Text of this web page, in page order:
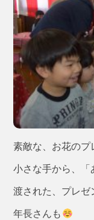
素敵な、お花のプ
小さな手から、「
渡された、プレゼ
年長さんも